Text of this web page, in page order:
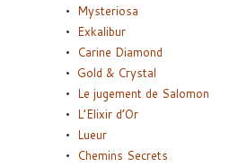
Mysteriosa
Exkalibur
Carine Diamond
Gold & Crystal
Le jugement de Salomon
L’Elixir d’Or
Lueur
Chemins Secrets